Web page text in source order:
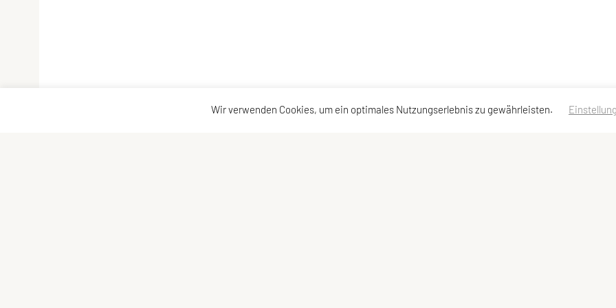
Wir verwenden Cookies, um ein optimales Nutzungserlebnis zu gewährleisten.